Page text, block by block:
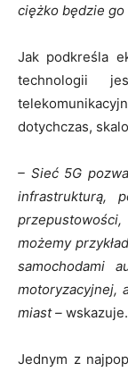
ciężko będzie
Jak podkreśla
technologii
dotychczas,
– Sieć 5G
infrastrukturą,
możemy
samochodami
motoryzacyjnej,
miast – wskazuje.
Jednym z